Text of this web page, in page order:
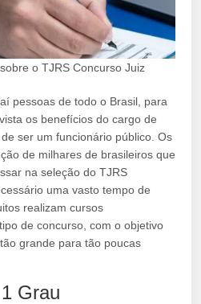
o TJRS Concurso Juiz
pessoas de todo o Brasil, para
os benefícios do cargo de
ser um funcionário público. Os
de milhares de brasileiros que
na seleção do TJRS
uma vasto tempo de
realizam cursos
de concurso, com o objetivo
grande para tão poucas
Grau